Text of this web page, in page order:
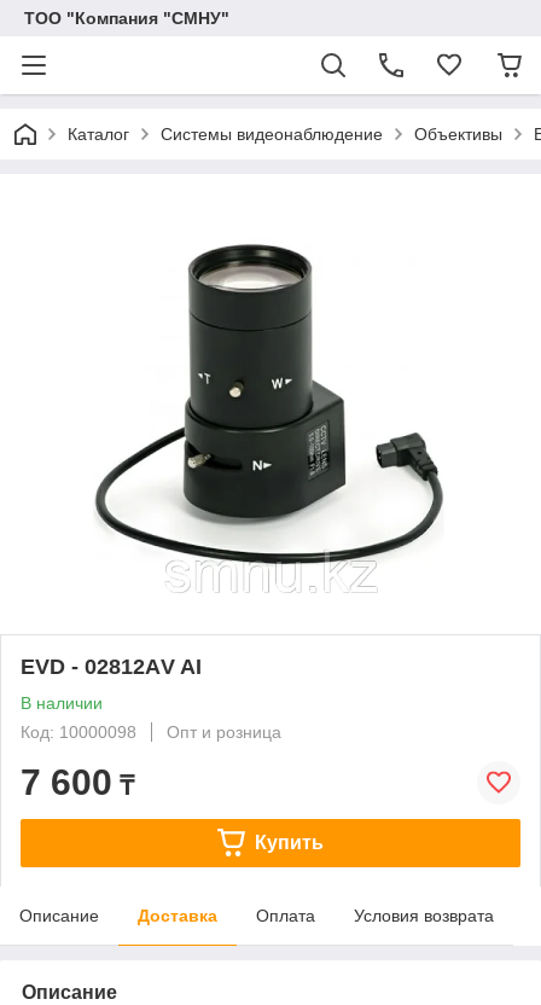
ТОО "Компания "СМНУ"
Каталог Системы видеонаблюдение Объективы
EVD - 02812АV AI
В наличии
Код: 10000098
Опт и розница
7 600 ₸
Купить
Описание Доставка Оплата Условия возврата
Описание